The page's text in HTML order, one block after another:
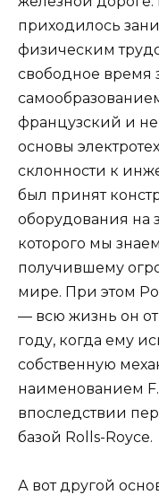
приходилось
физическим
свободное время
французский и
основы
склонности к
был принят
оборудования на
которого мы
получившему
мире. При этом
— всю жизнь он
году, когда ему
собственную
наименованием
впоследствии
базой Rolls-Royce.
А вот другой